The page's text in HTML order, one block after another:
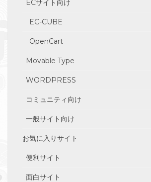
ECサイト向け
EC-CUBE
OpenCart
Movable Type
WORDPRESS
コミュニティ向け
一般サイト向け
お気に入りサイト
便利サイト
面白サイト